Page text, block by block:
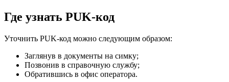
Где узнать PUK-код
Уточнить PUK-код можно следующим образом:
Заглянув в документы на симку;
Позвонив в справочную службу;
Обратившись в офис оператора.